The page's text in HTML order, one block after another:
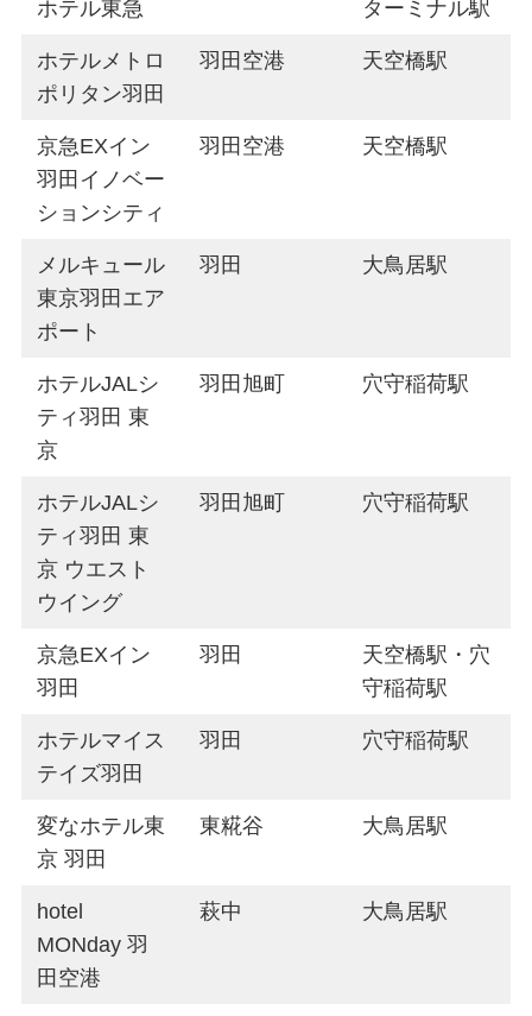
ホテル東急 ターミナル駅
ホテルメトロ
ポリタン羽田
羽田空港 天空橋駅
京急EXイン
羽田イノベー
ションシティ
羽田空港 天空橋駅
メルキュール
東京羽田エア
ポート
羽田 大鳥居駅
ホテルJALシ
ティ羽田 東
京
羽田旭町 穴守稲荷駅
ホテルJALシ
ティ羽田 東
京 ウエスト
ウイング
羽田旭町 穴守稲荷駅
京急EXイン
羽田
羽田
天空橋駅・穴
守稲荷駅
ホテルマイス
テイズ羽田
羽田 穴守稲荷駅
変なホテル東
京 羽田
東糀谷 大鳥居駅
hotel
MONday 羽
田空港
萩中 大鳥居駅